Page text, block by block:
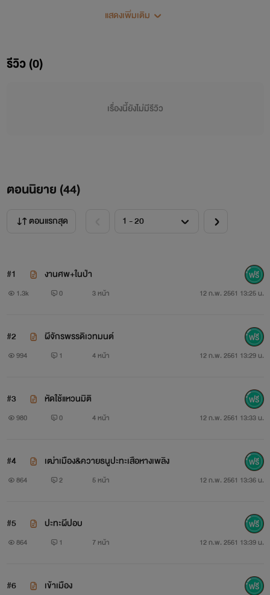
แสดงเพิ่มเติม
รีวิว (0)
เรื่องนี้ยังไม่มีรีวิว
ตอนนิยาย (44)
ตอนแรกสุด
#1 งานศพ+ในป่า
1.3k 0 3 หน้า 12 ก.พ. 2561 13:25 น.
#2 ผีจักรพรรดิเวทมนต์
994 1 4 หน้า 12 ก.พ. 2561 13:29 น.
#3 หัดใช้แหวนมิติ
980 0 4 หน้า 12 ก.พ. 2561 13:33 น.
#4 เฒ่าเมือง&ควายธนูปะทะเสือหางเพลิง
864 2 5 หน้า 12 ก.พ. 2561 13:36 น.
#5 ปะทะผีปอบ
864 1 7 หน้า 12 ก.พ. 2561 13:39 น.
#6 เข้าเมือง